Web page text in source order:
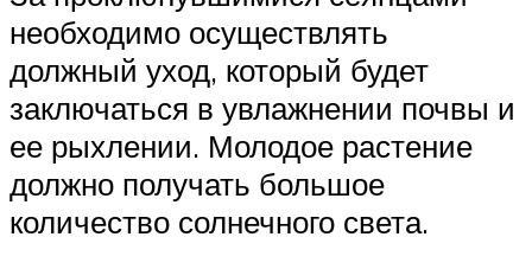
необходимо осуществлять
должный уход, который будет
заключаться в увлажнении почвы и
ее рыхлении. Молодое растение
должно получать большое
количество солнечного света.